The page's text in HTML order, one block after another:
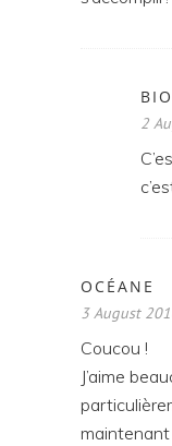
2
OCÉANE
3 August
Coucou !
J’aime
maintenant